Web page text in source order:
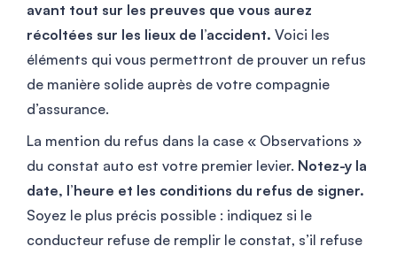
avant tout sur les preuves que vous aurez
récoltées sur les lieux de l’accident. Voici les
éléments qui vous permettront de prouver un refus
de manière solide auprès de votre compagnie
d’assurance.
La mention du refus dans la case « Observations »
du constat auto est votre premier levier. Notez-y la
date, l’heure et les conditions du refus de signer.
Soyez le plus précis possible : indiquez si le
conducteur refuse de remplir le constat, s’il refuse